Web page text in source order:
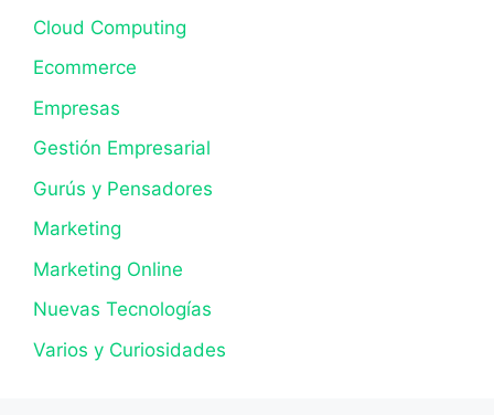
Cloud Computing
Ecommerce
Empresas
Gestión Empresarial
Gurús y Pensadores
Marketing
Marketing Online
Nuevas Tecnologías
Varios y Curiosidades